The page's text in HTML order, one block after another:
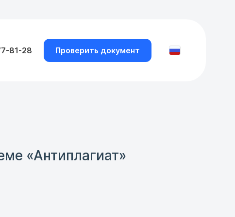
81-28 Проверить документ
«Антиплагиат»